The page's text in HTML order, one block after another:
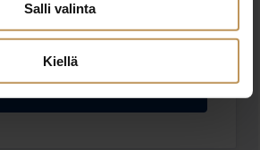
Salli valinta
Kiellä